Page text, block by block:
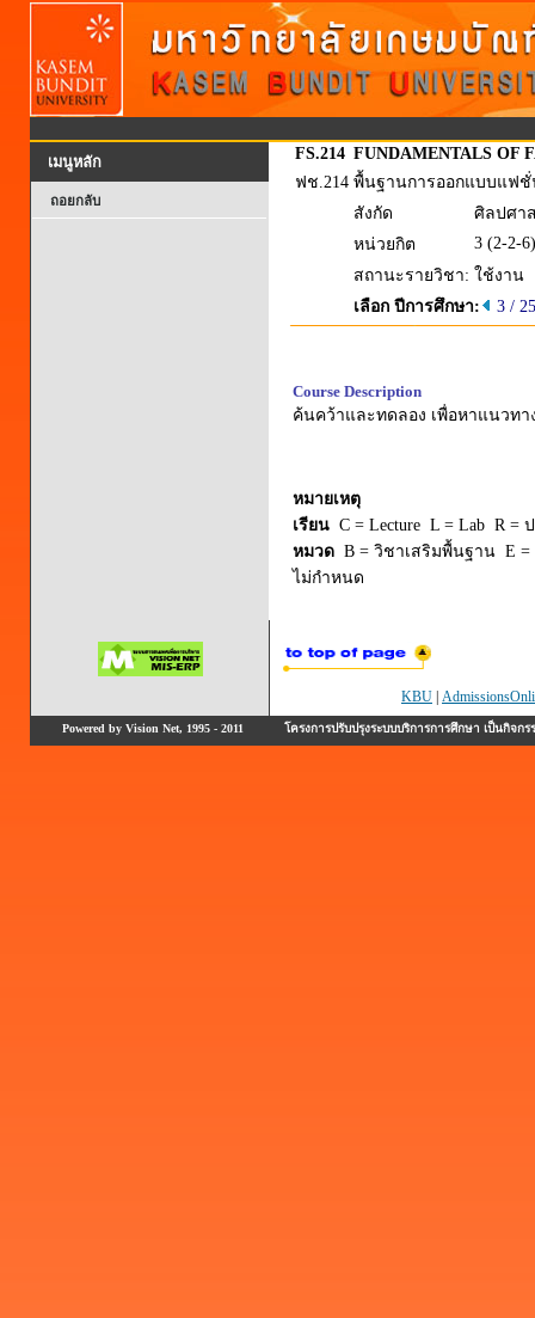
เมนูหลัก
ถอยกลับ
FS.214 FUNDAMENTALS OF
ฟช.214 พื้นฐานการออกแบบแฟชั่
สังกัด
ศิลปศา
หน่วยกิต
3 (2-2-6)
สถานะรายวิชา: ใช้งาน
เลือก ปีการศึกษา:
3 /
Course Description
ค้นคว้าและทดลอง เพื่อหาแนวท
หมายเหตุ
เรียน C = Lecture L = Lab R =
หมวด B = วิชาเสริมพื้นฐาน E
ไม่กำหนด
KBU
Powered by Vision Net, 1995 - 2011 โครงการปรับปรุงระบบบริการการศึกษา เป็นกิ